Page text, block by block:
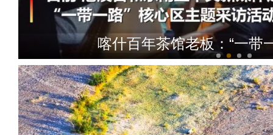
喀什百年茶馆老板：“一带